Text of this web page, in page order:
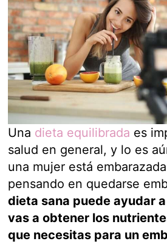
Una dieta equilibrada es
salud en general, y lo es
una mujer está
pensando en quedarse
dieta sana puede ayudar
vas a obtener los
que necesitas para un